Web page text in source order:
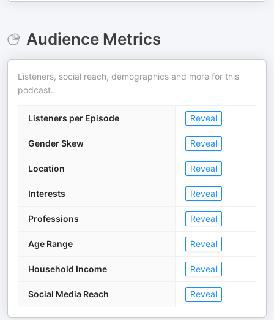
Audience Metrics
Listeners, social reach, demographics and more for this
podcast.
Listeners per Episode Reveal
Gender Skew Reveal
Location Reveal
Interests Reveal
Professions Reveal
Age Range Reveal
Household Income Reveal
Social Media Reach Reveal